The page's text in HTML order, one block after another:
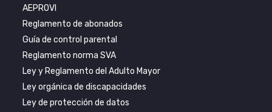
AEPROVI
Reglamento de abonados
Guía de control parental
Reglamento norma SVA
Ley y Reglamento del Adulto Mayor
Ley orgánica de discapacidades
Ley de protección de datos